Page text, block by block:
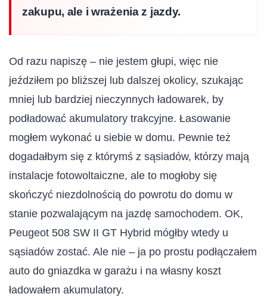
zakupu, ale i wrażenia z jazdy.
Od razu napiszę – nie jestem głupi, więc nie
jeździłem po bliższej lub dalszej okolicy, szukając
mniej lub bardziej nieczynnych ładowarek, by
podładować akumulatory trakcyjne. Łasowanie
mogłem wykonać u siebie w domu. Pewnie też
dogadałbym się z którymś z sąsiadów, którzy mają
instalacje fotowoltaiczne, ale to mogłoby się
skończyć niezdolnością do powrotu do domu w
stanie pozwalającym na jazdę samochodem. OK,
Peugeot 508 SW II GT Hybrid mógłby wtedy u
sąsiadów zostać. Ale nie – ja po prostu podłączałem
auto do gniazdka w garażu i na własny koszt
ładowałem akumulatory.